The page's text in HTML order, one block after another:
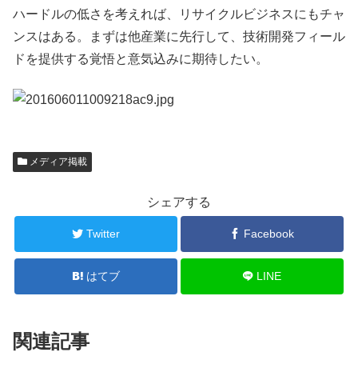
ハードルの低さを考えれば、リサイクルビジネスにもチャ
ンスはある。まずは他産業に先行して、技術開発フィール
ドを提供する覚悟と意気込みに期待したい。
メディア掲載
シェアする
Twitter Facebook
はてブ LINE
関連記事